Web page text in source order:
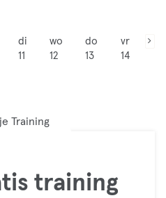
di
11
wo
12
do
13
vr
14
Training
training